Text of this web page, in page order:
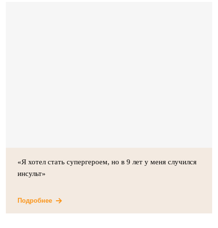
«Я хотел стать супергероем, но в 9 лет у меня случился
инсульт»
Подробнее